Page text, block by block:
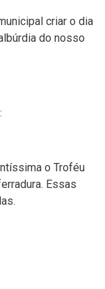
criar o dia
do nosso
o Troféu
Essas